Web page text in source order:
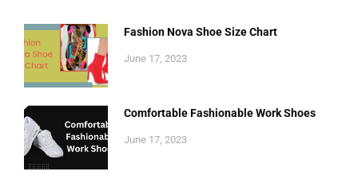
Fashion Nova Shoe Size Chart
June 17, 2023
Comfortable Fashionable Work Shoes
June 17, 2023